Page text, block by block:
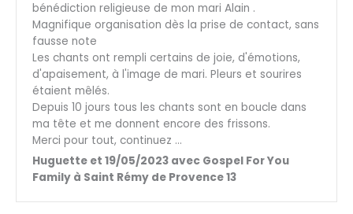
bénédiction religieuse de mon mari Alain .
Magnifique organisation dès la prise de contact, sans
fausse note
Les chants ont rempli certains de joie, d'émotions,
d'apaisement, à l'image de mari. Pleurs et sourires
étaient mêlés.
Depuis 10 jours tous les chants sont en boucle dans
ma tête et me donnent encore des frissons.
Merci pour tout, continuez …
Huguette et 19/05/2023 avec Gospel For You
Family à Saint Rémy de Provence 13